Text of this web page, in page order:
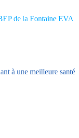
de la Fontaine EVA
à une meilleure santé